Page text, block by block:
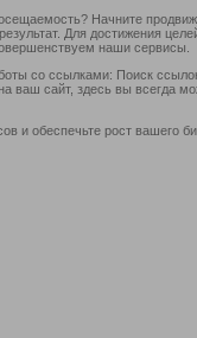
Начните
Для достижения
наши сервисы.
со ссылками: Поиск
ваш сайт, здесь вы всегда
и обеспечьте рост вашего